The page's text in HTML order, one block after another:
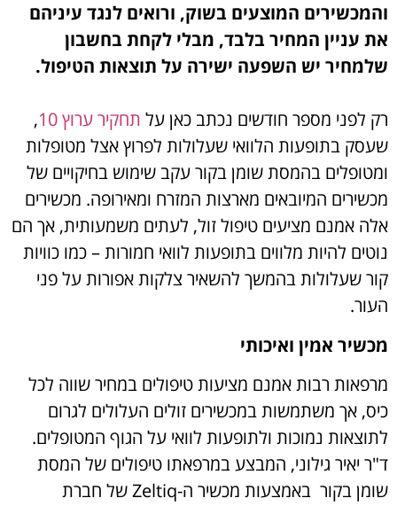
והמכשירים המוצעים בשוק, ורואים לנגד עיניהם
את עניין המחיר בלבד, מבלי לקחת בחשבון
שלמחיר יש השפעה ישירה על תוצאות הטיפול.
רק לפני מספר חודשים נכתב כאן על תחקיר ערוץ 10
,
שעסק בתופעות הלוואי שעלולות לפרוץ אצל מטופלות
ומטופלים בהמסת שומן בקור עקב שימוש בחיקויים של
מכשירים המיובאים מארצות המזרח ומאירופה. מכשירים
אלה אמנם מציעים טיפול זול, לעתים משמעותית, אך הם
נוטים להיות מלווים בתופעות לוואי חמורות – כמו כוויות
קור שעלולות בהמשך להשאיר צלקות אפורות על פני
העור.
מכשיר אמין ואיכותי
מרפאות רבות אמנם מציעות טיפולים במחיר שווה לכל
כיס, אך משתמשות במכשירים זולים העלולים לגרום
לתוצאות נמוכות ולתופעות לוואי על הגוף המטופלים.
ד"ר יאיר גילוני, המבצע במרפאתו טיפולים של המסת
שומן בקור באמצעות מכשיר ה-Zeltiq של חברת